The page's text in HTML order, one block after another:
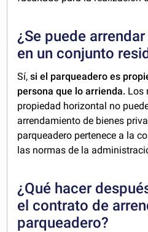
¿Se puede
en un conjunto
Sí,si el parqueadero es
persona que lo arrienda. Los
propiedad horizontal no
arrendamiento de bienes
parqueadero pertenece a la
las normas de la
¿Qué hacer
el contrato de
parqueadero?